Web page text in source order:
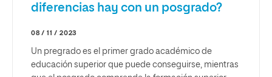
diferencias hay con un posgrado?
08 / 11 / 2023
Un pregrado es el primer grado académico de
educación superior que puede conseguirse, mientras